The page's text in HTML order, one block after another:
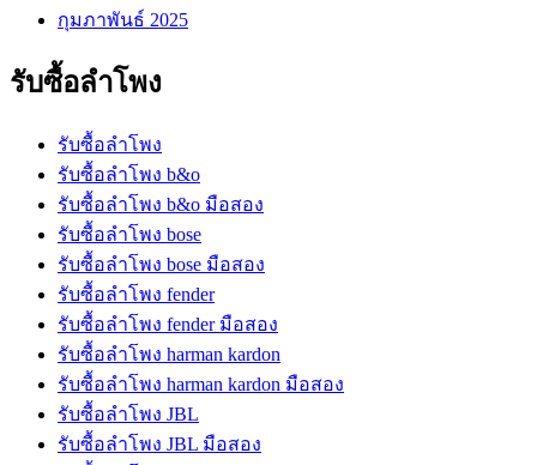
กุมภาพันธ์ 2025
รับซื้อลำโพง
รับซื้อลำโพง
รับซื้อลำโพง b&o
รับซื้อลำโพง b&o มือสอง
รับซื้อลำโพง bose
รับซื้อลำโพง bose มือสอง
รับซื้อลำโพง fender
รับซื้อลำโพง fender มือสอง
รับซื้อลำโพง harman kardon
รับซื้อลำโพง harman kardon มือสอง
รับซื้อลำโพง JBL
รับซื้อลำโพง JBL มือสอง